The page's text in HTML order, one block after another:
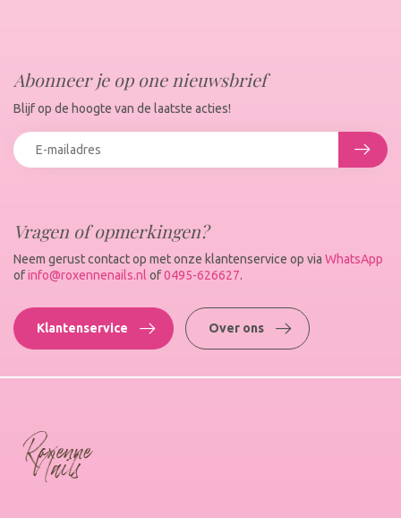
Vragen of opmerkingen?
Neem gerust contact op met onze klantenservice op via WhatsApp
ofinfo@roxennenails.nl of0495-626627.
Klantenservice Over ons
Abonneer je op one nieuwsbrief
Blijf op de hoogte van de laatste acties!